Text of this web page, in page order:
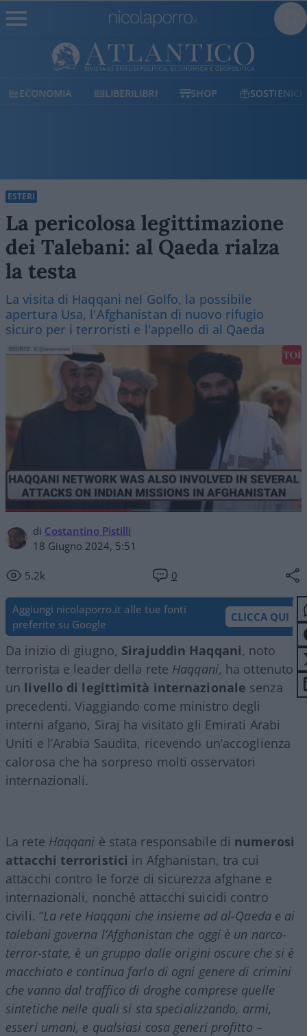
ECONOMIA LIBERILIBRI SHOP SOSTIENICI
ESTERI
La pericolosa legittimazione
dei Talebani: al Qaeda rialza
la testa
La visita di Haqqani nel Golfo, la possibile
apertura Usa, l'Afghanistan di nuovo rifugio
sicuro per i terroristi e l'appello di al Qaeda
di Costantino Pistilli
18 Giugno 2024, 5:51
5.2k 0
Aggiungi nicolaporro.it alle tue fonti
preferite su Google
CLICCA QUI
Da inizio di giugno, Sirajuddin Haqqani, noto
terrorista e leader della rete Haqqani, ha ottenuto
un livello di legittimità internazionale senza
precedenti. Viaggiando come ministro degli
interni afgano, Siraj ha visitato gli Emirati Arabi
Uniti e l’Arabia Saudita, ricevendo un’accoglienza
calorosa che ha sorpreso molti osservatori
internazionali.
La rete Haqqani è stata responsabile di numerosi
attacchi terroristici in Afghanistan, tra cui
attacchi contro le forze di sicurezza afghane e
internazionali, nonché attacchi suicidi contro
civili. “La rete Haqqani che insieme ad al-Qaeda e ai
talebani governa l’Afghanistan che oggi è un narco-
terror-state, è un gruppo dalle origini oscure che si è
macchiato e continua farlo di ogni genere di crimini
che vanno dal traffico di droghe comprese quelle
sintetiche nelle quali si sta specializzando, armi,
esseri umani, e qualsiasi cosa generi profitto –